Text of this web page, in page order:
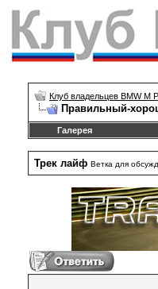
Клуб владельцев BMW M
Правильный-
Галерея
Трек лайф Ветка для